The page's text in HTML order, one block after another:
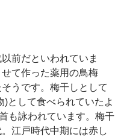
前だといわれていま
て作った薬用の鳥梅
うです。梅干しとして
として食べられていたよ
も詠われています。梅干
江戸時代中期には赤し